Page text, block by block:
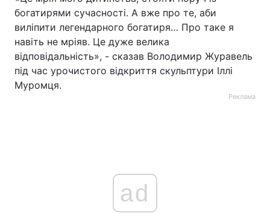
богатирями сучасності. А вже про те, аби
виліпити легендарного богатиря… Про таке я
навіть не мріяв. Це дуже велика
відповідальність», - сказав Володимир Журавель
під час урочистого відкриття скульптури Іллі
Муромця.
Реклама
ad